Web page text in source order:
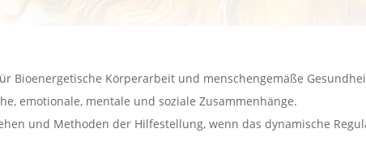
Bioenergetische Körperarbeit und menschengemäße
emotionale, mentale und soziale Zusammenhänge.
und Methoden der Hilfestellung, wenn das dynamische